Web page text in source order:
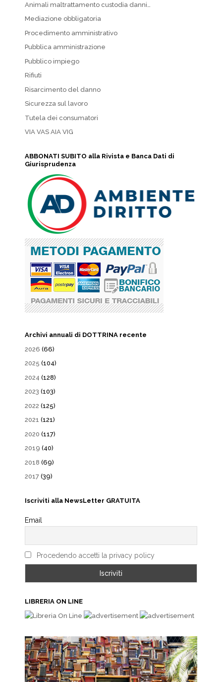
Animali maltrattamento custodia danni…
Mediazione obbligatoria
Procedimento amministrativo
Pubblica amministrazione
Pubblico impiego
Rifiuti
Risarcimento del danno
Sicurezza sul lavoro
Tutela dei consumatori
VIA VAS AIA VIG
ABBONATI SUBITO alla Rivista e Banca Dati di
Giurisprudenza
Archivi annuali di DOTTRINA recente
2026 (66)
2025 (104)
2024 (128)
2023 (103)
2022 (125)
2021 (121)
2020 (117)
2019 (40)
2018 (69)
2017 (39)
Iscriviti alla NewsLetter GRATUITA
Email
Procedendo accetti la privacy policy
LIBRERIA ON LINE